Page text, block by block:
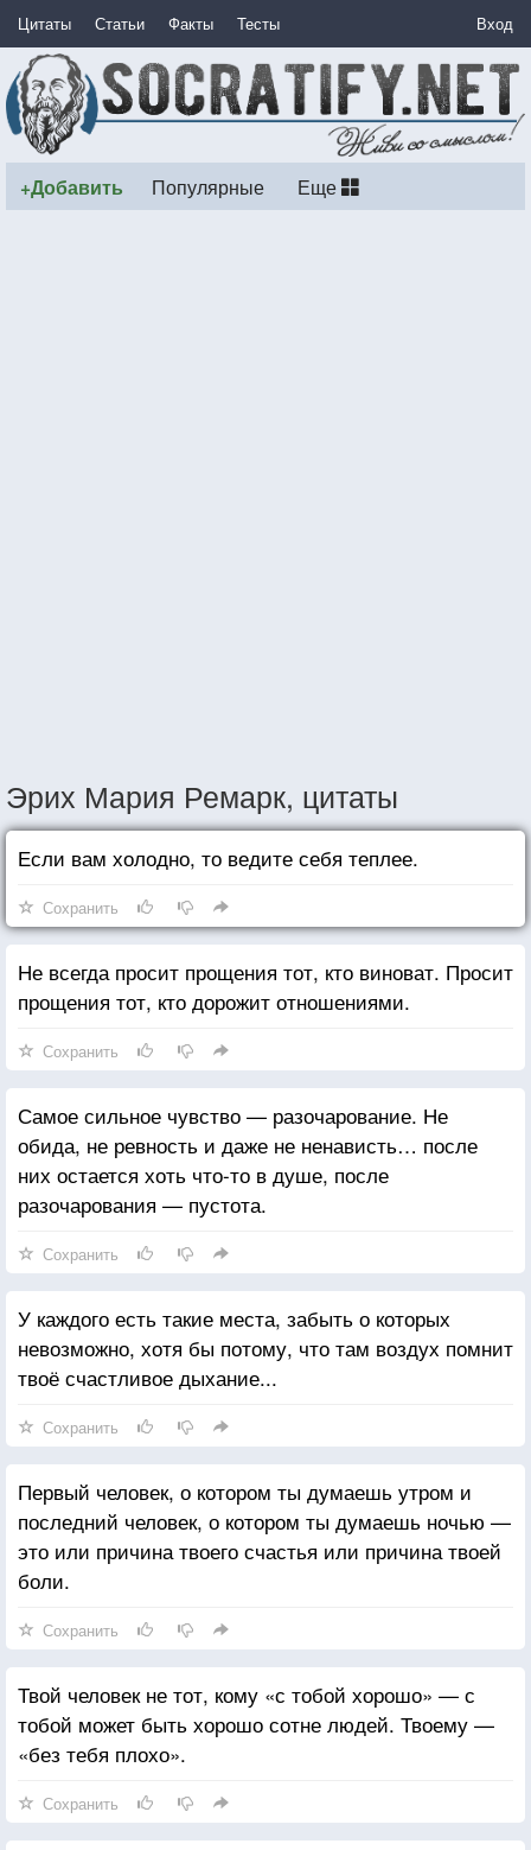
Цитаты Статьи Факты Тесты Вход
+Добавить Популярные Еще
Эрих Мария Ремарк, цитаты
Если вам холодно, то ведите себя теплее.
Сохранить
Не всегда просит прощения тот, кто виноват. Просит
прощения тот, кто дорожит отношениями.
Сохранить
Самое сильное чувство — разочарование. Не
обида, не ревность и даже не ненависть… после
них остается хоть что-то в душе, после
разочарования — пустота.
Сохранить
У каждого есть такие места, забыть о которых
невозможно, хотя бы потому, что там воздух помнит
твоё счастливое дыхание...
Сохранить
Первый человек, о котором ты думаешь утром и
последний человек, о котором ты думаешь ночью —
это или причина твоего счастья или причина твоей
боли.
Сохранить
Твой человек не тот, кому «с тобой хорошо» — с
тобой может быть хорошо сотне людей. Твоему —
«без тебя плохо».
Сохранить